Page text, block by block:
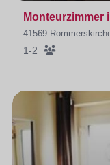
Monteurzimmer
41569
1-2